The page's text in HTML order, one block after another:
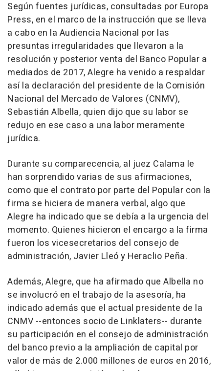
Según fuentes jurídicas, consultadas por Europa
Press, en el marco de la instrucción que se lleva
a cabo en la Audiencia Nacional por las
presuntas irregularidades que llevaron a la
resolución y posterior venta del Banco Popular a
mediados de 2017, Alegre ha venido a respaldar
así la declaración del presidente de la Comisión
Nacional del Mercado de Valores (CNMV),
Sebastián Albella, quien dijo que su labor se
redujo en ese caso a una labor meramente
jurídica.
Durante su comparecencia, al juez Calama le
han sorprendido varias de sus afirmaciones,
como que el contrato por parte del Popular con la
firma se hiciera de manera verbal, algo que
Alegre ha indicado que se debía a la urgencia del
momento. Quienes hicieron el encargo a la firma
fueron los vicesecretarios del consejo de
administración, Javier Lleó y Heraclio Peña.
Además, Alegre, que ha afirmado que Albella no
se involucró en el trabajo de la asesoría, ha
indicado además que el actual presidente de la
CNMV --entonces socio de Linklaters-- durante
su participación en el consejo de administración
del banco previo a la ampliación de capital por
valor de más de 2.000 millones de euros en 2016,